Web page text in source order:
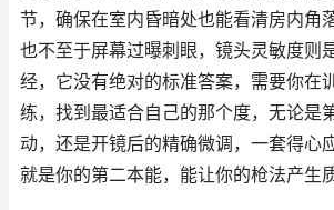
节，确保在室内昏暗处也能看清房内角
也不至于屏幕过曝刺眼，镜头灵敏度则
经，它没有绝对的标准答案，需要你在
练，找到最适合自己的那个度，无论是
动，还是开镜后的精确微调，一套得心
就是你的第二本能，能让你的枪法产生